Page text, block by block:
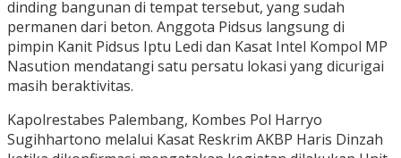
dinding bangunan di tempat tersebut, yang sudah
permanen dari beton. Anggota Pidsus langsung di
pimpin Kanit Pidsus Iptu Ledi dan Kasat Intel Kompol MP
Nasution mendatangi satu persatu lokasi yang dicurigai
masih beraktivitas.
Kapolrestabes Palembang, Kombes Pol Harryo
Sugihhartono melalui Kasat Reskrim AKBP Haris Dinzah